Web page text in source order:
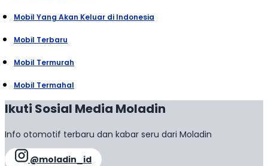
Mobil Yang Akan Keluar di Indonesia
Mobil Terbaru
Mobil Termurah
Mobil Termahal
Ikuti Sosial Media Moladin
Info otomotif terbaru dan kabar seru dari Moladin
@moladin_id